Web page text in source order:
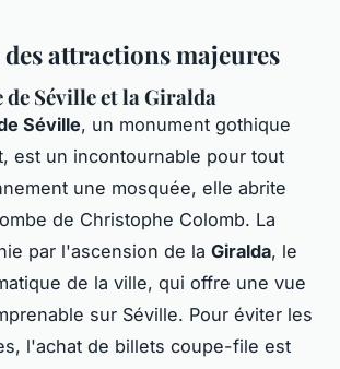
attractions majeures
de Séville et la Giralda
Séville, un monument gothique
est un incontournable pour tout
une mosquée, elle abrite
de Christophe Colomb. La
par l'ascension de la Giralda, le
de la ville, qui offre une vue
sur Séville. Pour éviter les
l'achat de billets coupe-file est